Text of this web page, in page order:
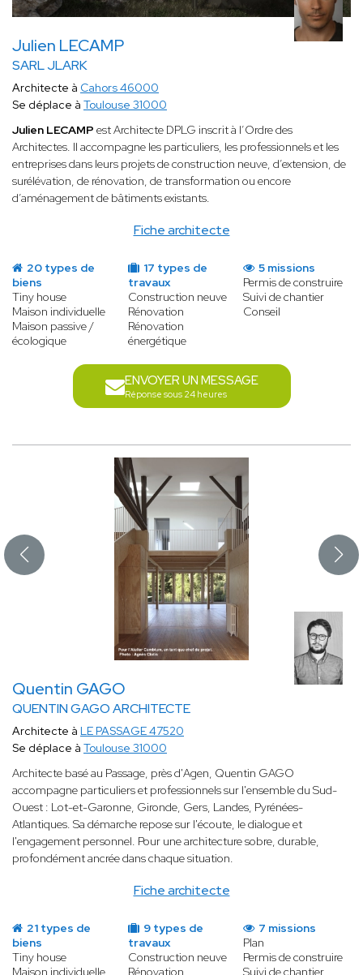
Julien LECAMP
SARL JLARK
Fiche architecte
Architecte à Cahors 46000
Se déplace à Toulouse 31000
Julien LECAMP est Architecte DPLG inscrit à l’Ordre des
Architectes. Il accompagne les particuliers, les professionnels et les
entreprises dans leurs projets de construction neuve, d’extension, de
surélévation, de rénovation, de transformation ou encore
d’aménagement de bâtiments existants.
20 types de
biens
Tiny house
Maison individuelle
Maison passive /
écologique
17 types de
travaux
Construction neuve
Rénovation
Rénovation
énergétique
5 missions
Permis de construire
Suivi de chantier
Conseil
ENVOYER UN MESSAGE
Réponse sous 24 heures
Quentin GAGO
QUENTIN GAGO ARCHITECTE
Fiche architecte
Architecte à LE PASSAGE 47520
Se déplace à Toulouse 31000
Architecte basé au Passage, près d'Agen, Quentin GAGO
accompagne particuliers et professionnels sur l'ensemble du Sud-
Ouest : Lot-et-Garonne, Gironde, Gers, Landes, Pyrénées-
Atlantiques. Sa démarche repose sur l'écoute, le dialogue et
l'engagement personnel. Pour une architecture sobre, durable,
profondément ancrée dans chaque situation.
21 types de
biens
Tiny house
Maison individuelle
9 types de
travaux
Construction neuve
Rénovation
7 missions
Plan
Permis de construire
Suivi de chantier